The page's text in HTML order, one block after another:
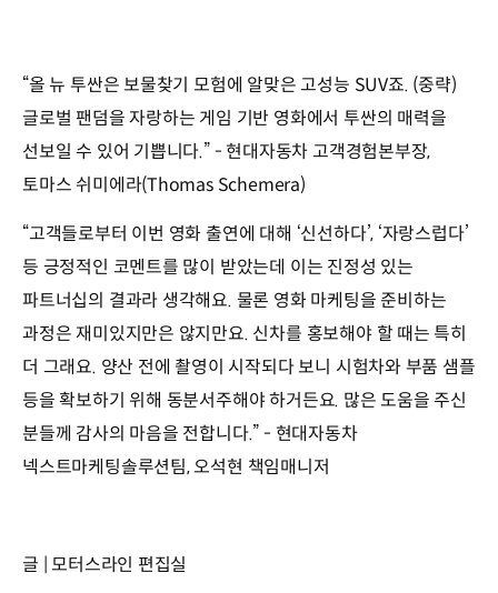
“올 뉴 투싼은 보물찾기 모험에 알맞은 고성능 SUV죠. (중략)
글로벌 팬덤을 자랑하는 게임 기반 영화에서 투싼의 매력을
선보일 수 있어 기쁩니다.” - 현대자동차 고객경험본부장,
토마스 쉬미에라(Thomas Schemera)
“고객들로부터 이번 영화 출연에 대해 ‘신선하다’, ‘자랑스럽다’
등 긍정적인 코멘트를 많이 받았는데 이는 진정성 있는
파트너십의 결과라 생각해요. 물론 영화 마케팅을 준비하는
과정은 재미있지만은 않지만요. 신차를 홍보해야 할 때는 특히
더 그래요. 양산 전에 촬영이 시작되다 보니 시험차와 부품 샘플
등을 확보하기 위해 동분서주해야 하거든요. 많은 도움을 주신
분들께 감사의 마음을 전합니다.” - 현대자동차
넥스트마케팅솔루션팀, 오석현 책임매니저
글 | 모터스라인 편집실